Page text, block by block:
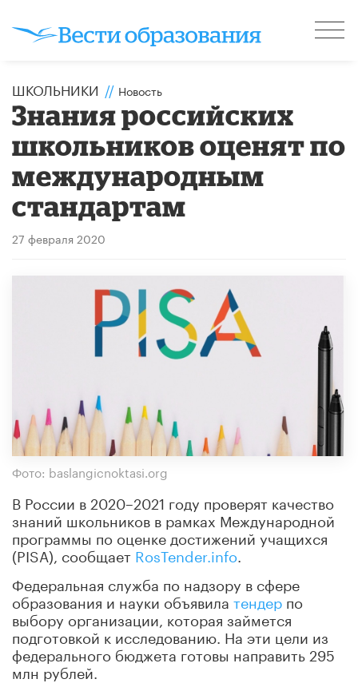
ШКОЛЬНИКИ // Новость
Знания российских
школьников оценят по
международным
стандартам
27 февраля 2020
Фото: baslangicnoktasi.org
В России в 2020–2021 году проверят качество
знаний школьников в рамках Международной
программы по оценке достижений учащихся
(PISA), сообщаетRosTender.info
Федеральная служба по надзору в сфере
образования и науки объявила тендерпо
выбору организации, которая займется
подготовкой к исследованию. На эти цели из
федерального бюджета готовы направить 295
млн рублей.